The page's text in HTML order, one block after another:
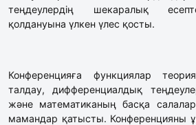
теңдеулердің шекаралық
қолдануына үлкен үлес қосты.
Конференцияға функциялар
талдау, дифференциалдық
және математиканың басқа
мамандар қатысты. Конференцияны